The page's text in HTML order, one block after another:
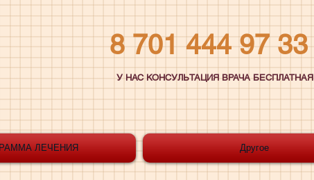
8 701 444 97 33
У НАС КОНСУЛЬТАЦИЯ ВРАЧА БЕСПЛАТНАЯ
ЛЕЧЕНИЯ Другое